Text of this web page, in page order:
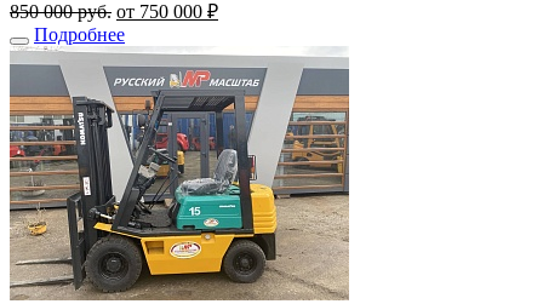
850 000 руб. от 750 000 ₽
Подробнее